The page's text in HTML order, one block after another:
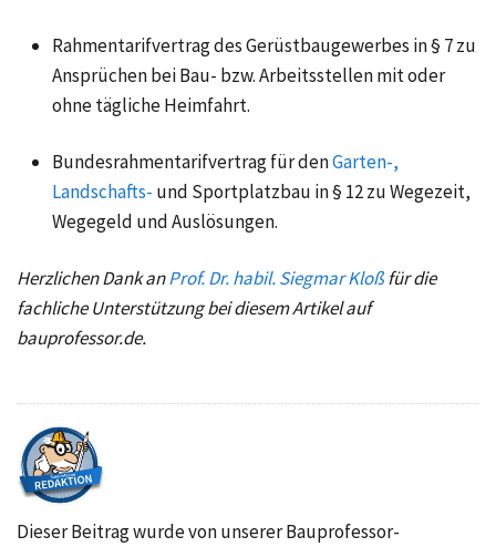
Rahmentarifvertrag des Gerüstbaugewerbes in § 7 zu
Ansprüchen bei Bau- bzw. Arbeitsstellen mit oder
ohne tägliche Heimfahrt.
Bundesrahmentarifvertrag für denGarten-,
Landschafts- und Sportplatzbau in § 12 zu Wegezeit,
Wegegeld und Auslösungen.
Herzlichen Dank anProf. Dr. habil. Siegmar Kloßfür die
fachliche Unterstützung bei diesem Artikel auf
bauprofessor.de.
Dieser Beitrag wurde von unserer Bauprofessor-